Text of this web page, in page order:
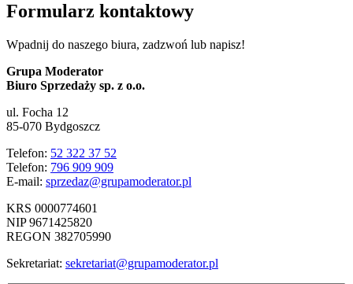
Formularz kontaktowy
Wpadnij do naszego biura, zadzwoń lub napisz!
Grupa Moderator
Biuro Sprzedaży sp. z o.o.
ul. Focha 12
85-070 Bydgoszcz
Telefon: 52 322 37 52
Telefon: 796 909 909
E-mail: sprzedaz@grupamoderator.pl
KRS 0000774601
NIP 9671425820
REGON 382705990
Sekretariat: sekretariat@grupamoderator.pl